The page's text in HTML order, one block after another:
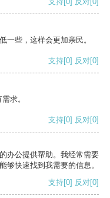
一些，这样会更加亲民。
支持[0] 反对[0]
求。
支持[0] 反对[0]
办公提供帮助。我经常需要
够快速找到我需要的信息。
支持[0] 反对[0]